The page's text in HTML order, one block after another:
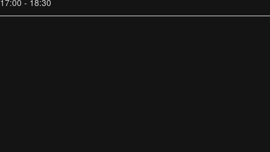
17:00 - 18:30